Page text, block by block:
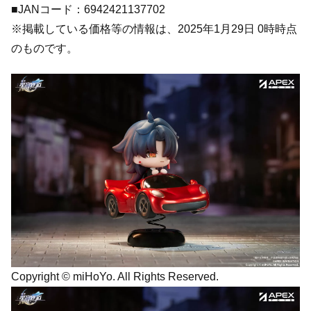
■JANコード：6942421137702
※掲載している価格等の情報は、2025年1月29日 0時時点
のものです。
Copyright © miHoYo. All Rights Reserved.